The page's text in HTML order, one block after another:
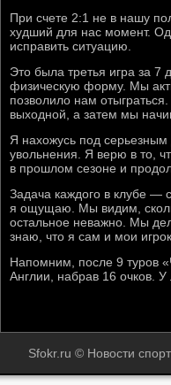
При счете 2:1 не в нашу
худший для нас момент.
исправить ситуацию.
Это была третья игра за
физическую форму. Мы
позволило нам
выходной, а затем мы
Я нахожусь под
увольнения. Я верю в то,
в прошлом сезоне и
Задача каждого в клубе —
я ощущаю. Мы видим,
остальное неважно. Мы
знаю, что я сам и мои
Напомним, после 9 туров
Англии, набрав 16 очков.
Sfokr.ru © Новости